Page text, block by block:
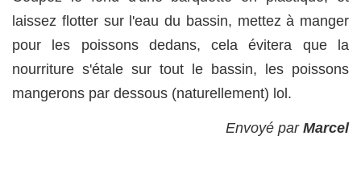
laissez flotter sur l'eau du bassin, mettez à manger
pour les poissons dedans, cela évitera que la
nourriture s'étale sur tout le bassin, les poissons
mangerons par dessous (naturellement) lol.
Envoyé par Marcel